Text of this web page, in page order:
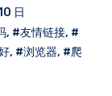
日
, #友情链接, #
, #浏览器, #爬